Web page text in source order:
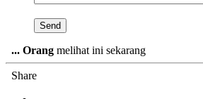
... Orang melihat ini sekarang
Share